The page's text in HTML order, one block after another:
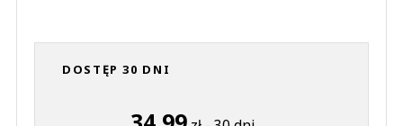
DOSTĘP 30 DNI